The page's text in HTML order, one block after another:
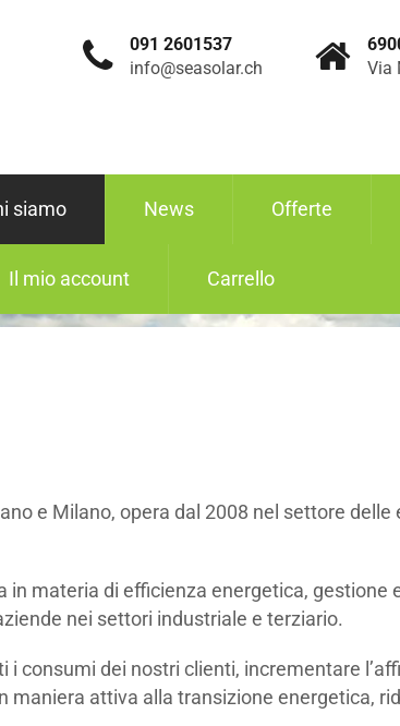
091 2601537
info@seasolar.ch
Via
siamo News Offerte
Il mio account Carrello
e Milano, opera dal 2008 nel settore delle
in materia di efficienza energetica, gestione
nei settori industriale e terziario.
i consumi dei nostri clienti, incrementare
maniera attiva alla transizione energetica,